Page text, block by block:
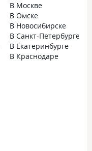
В Москве
В Омске
В Новосибирске
В Санкт-Петербурге
В Екатеринбурге
В Краснодаре